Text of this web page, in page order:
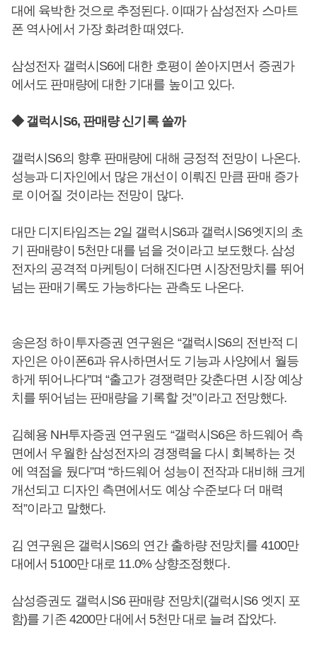
대에 육박한 것으로 추정된다. 이때가 삼성전자 스마트
폰 역사에서 가장 화려한 때였다.
삼성전자 갤럭시S6에 대한 호평이 쏟아지면서 증권가
에서도 판매량에 대한 기대를 높이고 있다.
◆ 갤럭시S6, 판매량 신기록 쓸까
갤럭시S6의 향후 판매량에 대해 긍정적 전망이 나온다.
성능과 디자인에서 많은 개선이 이뤄진 만큼 판매 증가
로 이어질 것이라는 전망이 많다.
대만 디지타임즈는 2일 갤럭시S6과 갤럭시S6엣지의 초
기 판매량이 5천만 대를 넘을 것이라고 보도했다. 삼성
전자의 공격적 마케팅이 더해진다면 시장전망치를 뛰어
넘는 판매기록도 가능하다는 관측도 나온다.
송은정 하이투자증권 연구원은 “갤럭시S6의 전반적 디
자인은 아이폰6과 유사하면서도 기능과 사양에서 월등
하게 뛰어나다”며 “출고가 경쟁력만 갖춘다면 시장 예상
치를 뛰어넘는 판매량을 기록할 것”이라고 전망했다.
김혜용 NH투자증권 연구원도 “갤럭시S6은 하드웨어 측
면에서 우월한 삼성전자의 경쟁력을 다시 회복하는 것
에 역점을 뒀다”며 “하드웨어 성능이 전작과 대비해 크게
개선되고 디자인 측면에서도 예상 수준보다 더 매력
적”이라고 말했다.
김 연구원은 갤럭시S6의 연간 출하량 전망치를 4100만
대에서 5100만 대로 11.0% 상향조정했다.
삼성증권도 갤럭시S6 판매량 전망치(갤럭시S6 엣지 포
함)를 기존 4200만 대에서 5천만 대로 늘려 잡았다.